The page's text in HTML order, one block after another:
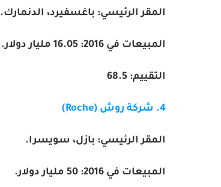
المقر الرئيسي: باغسفيرد، الدنمارك.
المبيعات في 2016: 16.05 مليار دولار.
التقييم: 68.5
4. شركة روش ( Roche
)
المقر الرئيسي: بازل، سويسرا.
المبيعات في 2016: 50 مليار دولار.